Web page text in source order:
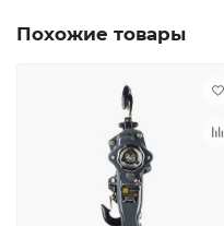
Похожие товары